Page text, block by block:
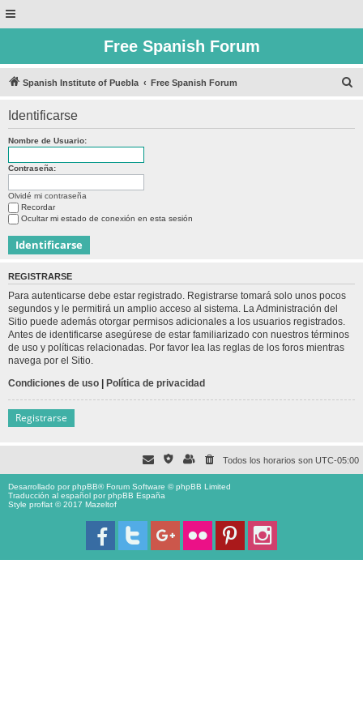
Free Spanish Forum
Spanish Institute of Puebla Free Spanish Forum
Identificarse
Nombre de Usuario:
Contraseña:
Olvidé mi contraseña
Recordar
Ocultar mi estado de conexión en esta sesión
REGISTRARSE
Para autenticarse debe estar registrado. Registrarse tomará solo unos pocos
segundos y le permitirá un amplio acceso al sistema. La Administración del
Sitio puede además otorgar permisos adicionales a los usuarios registrados.
Antes de identificarse asegúrese de estar familiarizado con nuestros términos
de uso y políticas relacionadas. Por favor lea las reglas de los foros mientras
navega por el Sitio.
Condiciones de uso | Política de privacidad
Registrarse
Todos los horarios son UTC-05:00
Desarrollado porphpBB® Forum Software © phpBB Limited
Traducción al español porphpBB España
Style proflat © 2017 Mazeltof